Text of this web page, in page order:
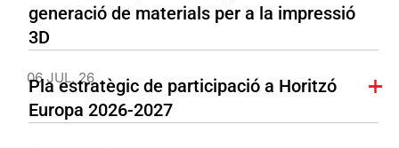
generació de materials per a la impressió
3D
06 JUL. 26
Pla estratègic de participació a Horitzó
Europa 2026-2027